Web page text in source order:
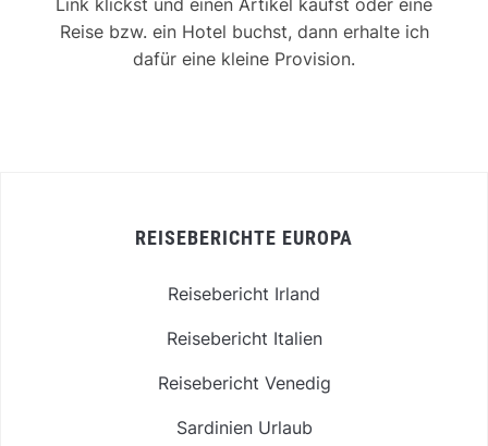
Reise bzw. ein Hotel buchst, dann erhalte ich
dafür eine kleine Provision.
REISEBERICHTE EUROPA
Reisebericht Irland
Reisebericht Italien
Reisebericht Venedig
Sardinien Urlaub